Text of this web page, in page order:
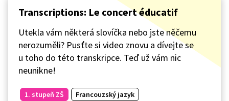
Transcriptions: Le concert éducatif
Utekla vám některá slovíčka nebo jste něčemu
nerozuměli? Pusťte si video znovu a dívejte se
u toho do této transkripce. Teď už vám nic
neunikne!
1. stupeň ZŠ Francouzský jazyk